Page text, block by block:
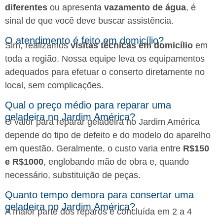
diferentes ou apresenta vazamento de água, é
sinal de que você deve buscar assistência.
O atendimento é feito em domicílio?
Sim, realizamosvisitas técnicas em domicílio em
toda a região. Nossa equipe leva os equipamentos
adequados para efetuar o conserto diretamente no
local, sem complicações.
Qual o preço médio para reparar uma
geladeira no Jardim América?
O valor para reparar geladeira no Jardim América
depende do tipo de defeito e do modelo do aparelho
em questão. Geralmente, o custo varia entre R$150
e R$1000, englobando mão de obra e, quando
necessário, substituição de peças.
Quanto tempo demora para consertar uma
geladeira no Jardim América?
A maior parte dos reparos é concluída em 2 a 4